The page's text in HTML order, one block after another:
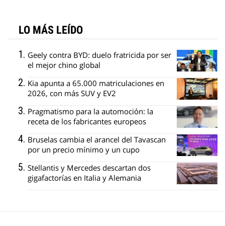
LO MÁS LEÍDO
Geely contra BYD: duelo fratricida por ser
el mejor chino global
Kia apunta a 65.000 matriculaciones en
2026, con más SUV y EV2
Pragmatismo para la automoción: la
receta de los fabricantes europeos
Bruselas cambia el arancel del Tavascan
por un precio mínimo y un cupo
Stellantis y Mercedes descartan dos
gigafactorías en Italia y Alemania